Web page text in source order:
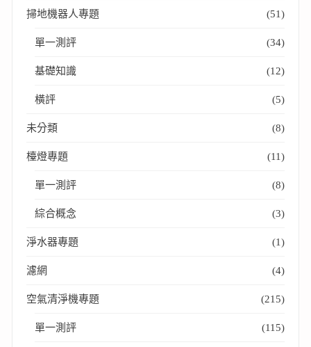
掃地機器人專題 (51)
單一測評 (34)
基礎知識 (12)
橫評 (5)
未分類 (8)
檯燈專題 (11)
單一測評 (8)
綜合概念 (3)
淨水器專題 (1)
濾網 (4)
空氣清淨機專題 (215)
單一測評 (115)